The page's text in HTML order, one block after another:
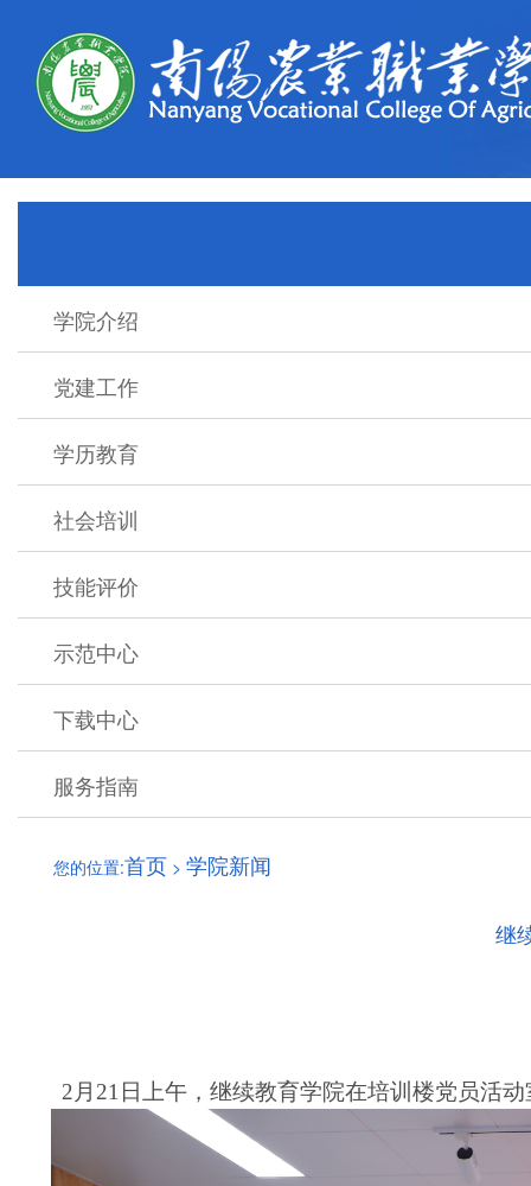
学院介绍
党建工作
学历教育
社会培训
技能评价
示范中心
下载中心
服务指南
您的位置:首页 > 学院新闻
继
2月21 日上午， 继续教育学院在培训楼党员活动